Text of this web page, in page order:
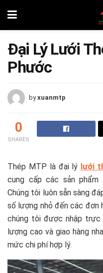
Đại Lý Lưới
Phước
by xuanmtp
0
SHARES
Thép MTP là đại lý lưới
cung cấp các sản
Chúng tôi luôn sẵn sàng
số lượng nhỏ đến các đơn
chúng tôi được nhập
lượng cao và giao hàng
mức chi phí hợp lý.